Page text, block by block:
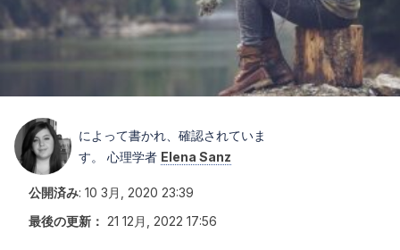
によって書かれ、確認されていま
す。 心理学者 Elena Sanz
公開済み: 10 3月, 2020 23:39
最後の更新： 21 12月, 2022 17:56